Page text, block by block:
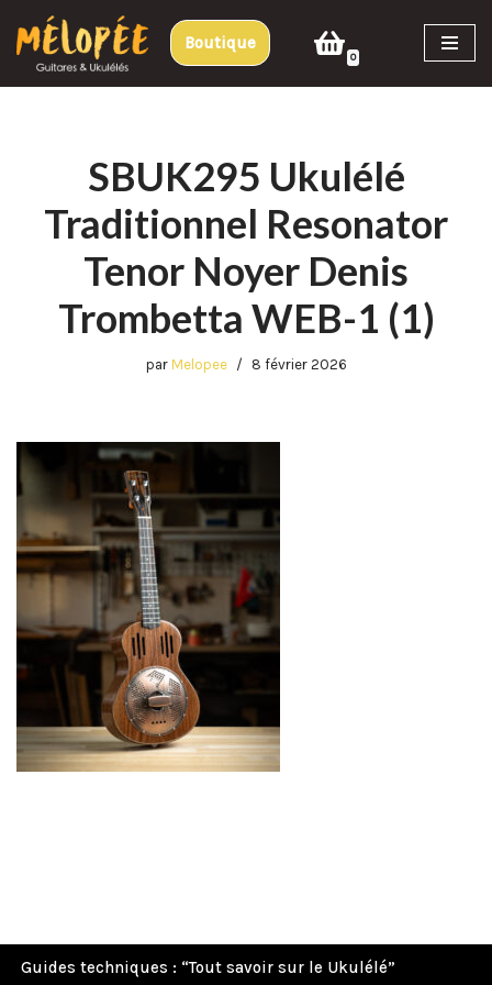
Aller
au
Boutique
0
SBUK295 Ukulélé
Traditionnel Resonator
Tenor Noyer Denis
Trombetta WEB-1 (1)
par Melopee 8 février 2026
Guides techniques : “Tout savoir sur le Ukulélé”